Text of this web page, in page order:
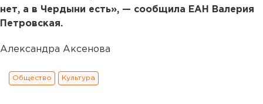
нет, а в Чердыни есть», — сообщила ЕАН Валерия
Петровская.
Александра Аксенова
Общество Культура